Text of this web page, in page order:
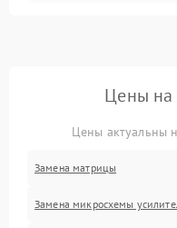
Цены на
Цены актуальны
Замена матрицы
Замена микросхемы